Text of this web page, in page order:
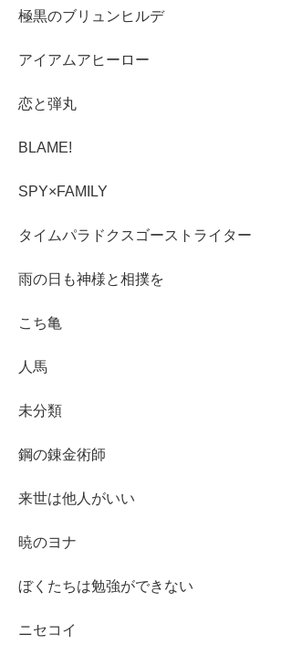
極黒のブリュンヒルデ
アイアムアヒーロー
恋と弾丸
BLAME!
SPY×FAMILY
タイムパラドクスゴーストライター
雨の日も神様と相撲を
こち亀
人馬
未分類
鋼の錬金術師
来世は他人がいい
暁のヨナ
ぼくたちは勉強ができない
ニセコイ